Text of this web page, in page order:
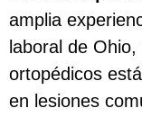
amplia
laboral de
ortopédicos
en lesiones